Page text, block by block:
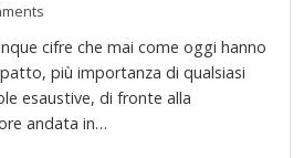
cifre che mai come oggi hanno
più importanza di qualsiasi
esaustive, di fronte alla
andata in…